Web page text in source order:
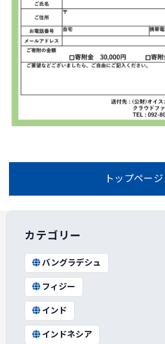
トップページ
カテゴリー
バングラデシュ
フィジー
インド
インドネシア